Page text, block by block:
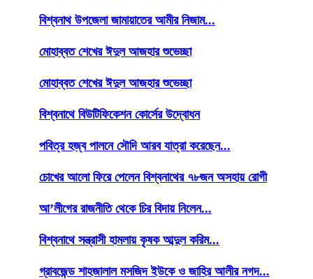
বিশ্বনাথ উপজেলা জামায়াতের আমীর নিজাম...
মোহাব্বত শেখের ঈদুল আজহার শুভেচ্ছা
মোহাব্বত শেখের ঈদুল আজহার শুভেচ্ছা
বিশ্বনাথে বিউটিফিকেশন কোর্সের উদ্বোধন
পবিত্র হজ্ব পালনে সৌদি আরব যাত্রা করেছেন...
চোখের আলো ফিরে পেলেন বিশ্বনাথের ৭৮জন অসহায় রোগী
আ’লীগের রাজনীতি থেকে চির বিদায় নিলেন...
বিশ্বনাথে সন্ত্রাসী হামলায় কৃষক আব্দুল করিম...
গ্রাবজেন্ড শাহজালাল মসজিদ ইউকে ও জাহির আলীর নগদ...